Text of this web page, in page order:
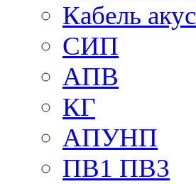
Кабель
СИП
АПВ
КГ
АПУНП
ПВ1 ПВ3